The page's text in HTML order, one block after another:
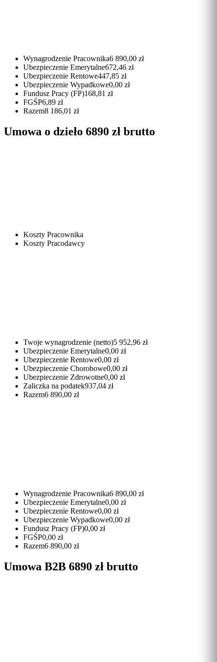
Wynagrodzenie Pracownika6 890,00 zł
Ubezpieczenie Emerytalne672,46 zł
Ubezpieczenie Rentowe447,85 zł
Ubezpieczenie Wypadkowe0,00 zł
Fundusz Pracy (FP)168,81 zł
FGŚP6,89 zł
Razem8 186,01 zł
Umowa o dzieło 6890 zł brutto
Koszty Pracownika
Koszty Pracodawcy
Twoje wynagrodzenie (netto)5 952,96 zł
Ubezpieczenie Emerytalne0,00 zł
Ubezpieczenie Rentowe0,00 zł
Ubezpieczenie Chorobowe0,00 zł
Ubezpieczenie Zdrowotne0,00 zł
Zaliczka na podatek937,04 zł
Razem6 890,00 zł
Wynagrodzenie Pracownika6 890,00 zł
Ubezpieczenie Emerytalne0,00 zł
Ubezpieczenie Rentowe0,00 zł
Ubezpieczenie Wypadkowe0,00 zł
Fundusz Pracy (FP)0,00 zł
FGŚP0,00 zł
Razem6 890,00 zł
Umowa B2B 6890 zł brutto